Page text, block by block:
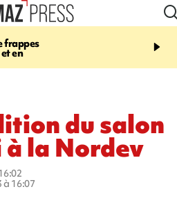
frappes
en
17:14
Quatre
européennes pour les
du salon
la Nordev
à 16:07